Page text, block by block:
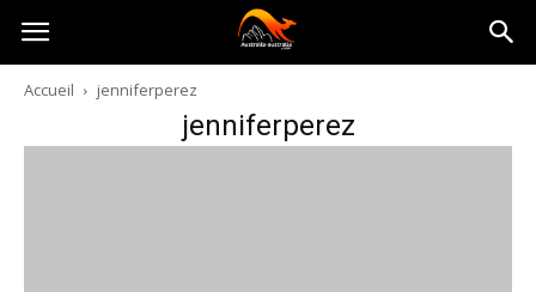
Australia-
australie.com
Accueil jenniferperez
jenniferperez